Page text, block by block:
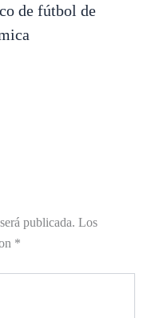
de fútbol de
publicada. Los
*